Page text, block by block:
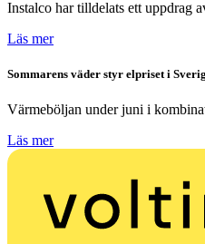
Instalco har tilldelats ett uppdrag
Läs mer
Sommarens väder styr elpriset i
Värmeböljan under juni i
Läs mer